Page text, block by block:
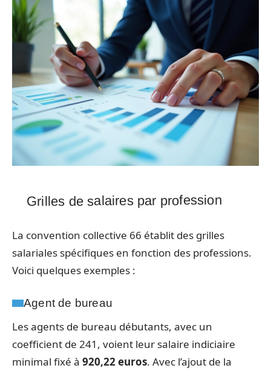
Grilles de salaires par profession
La convention collective 66 établit des grilles
salariales spécifiques en fonction des professions.
Voici quelques exemples :
Agent de bureau
Les agents de bureau débutants, avec un
coefficient de 241, voient leur salaire indiciaire
minimal fixé à 920,22 euros. Avec l’ajout de la